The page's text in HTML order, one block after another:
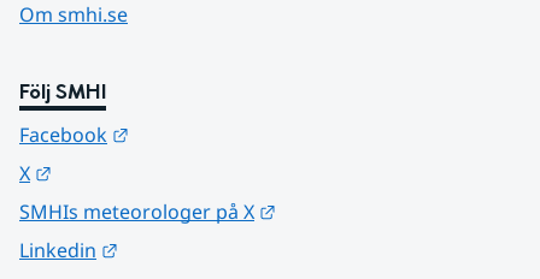
Om smhi.se
Följ SMHI
Facebook
X
SMHIs meteorologer på X
Linkedin